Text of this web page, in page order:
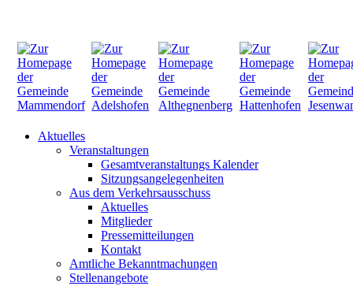
Aktuelles
Veranstaltungen
Gesamtveranstaltungs Kalender
Sitzungsangelegenheiten
Aus dem Verkehrsausschuss
Aktuelles
Mitglieder
Pressemitteilungen
Kontakt
Amtliche Bekanntmachungen
Stellenangebote